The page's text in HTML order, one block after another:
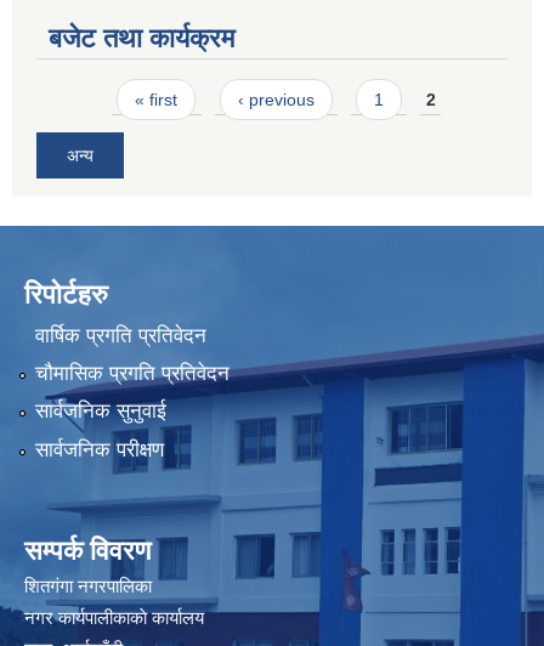
बजेट तथा कार्यक्रम
Pages« first ‹ previous 1 2
अन्य
रिपोर्टहरु
वार्षिक प्रगति प्रतिवेदन
चौमासिक प्रगति प्रतिवेदन
सार्वजनिक सुनुवाई
सार्वजनिक परीक्षण
सम्पर्क विवरण
शितगंगा नगरपालिका
नगर कार्यपालीकाकाे कार्यालय